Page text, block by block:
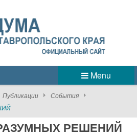
Menu
Публикации
События
РЕШЕНИЙ